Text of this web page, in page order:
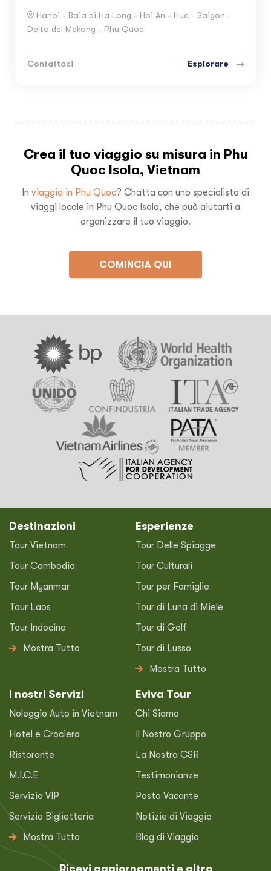
Hanoi - Baia di Ha Long - Hoi An - Hue - Saigon -
Delta del Mekong - Phu Quoc
Contattaci Esplorare
Crea il tuo viaggio su misura in Phu
Quoc Isola, Vietnam
In viaggio in Phu Quoc? Chatta con uno specialista di
viaggi locale in Phu Quoc Isola, che può aiutarti a
organizzare il tuo viaggio.
COMINCIA QUI
Destinazioni
Tour Vietnam
Tour Cambodia
Tour Myanmar
Tour Laos
Tour Indocina
Mostra Tutto
Esperienze
Tour Delle Spiagge
Tour Culturali
Tour per Famiglie
Tour di Luna di Miele
Tour di Golf
Tour di Lusso
Mostra Tutto
I nostri Servizi
Noleggio Auto in Vietnam
Hotel e Crociera
Ristorante
M.I.C.E
Servizio VIP
Servizio Biglietteria
Mostra Tutto
Eviva Tour
Chi Siamo
Il Nostro Gruppo
La Nostra CSR
Testimonianze
Posto Vacante
Notizie di Viaggio
Blog di Viaggio
Ricevi aggiornamenti e altro